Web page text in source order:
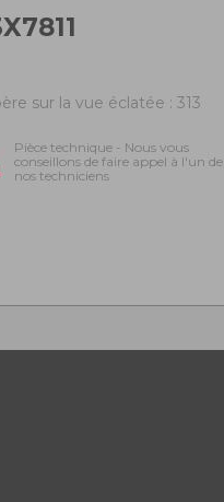
sur la vue éclatée : 313
Pièce technique - Nous vous
conseillons de faire appel à l'un de
nos techniciens